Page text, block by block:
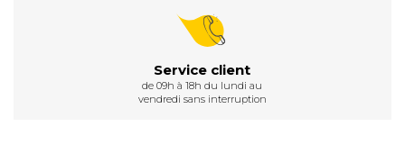
Service client
de 09h à 18h du lundi au
vendredi sans interruption